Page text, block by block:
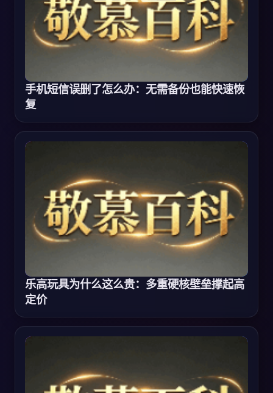
手机短信误删了怎么办：无需备份也能快速恢
复
乐高玩具为什么这么贵：多重硬核壁垒撑起高
定价